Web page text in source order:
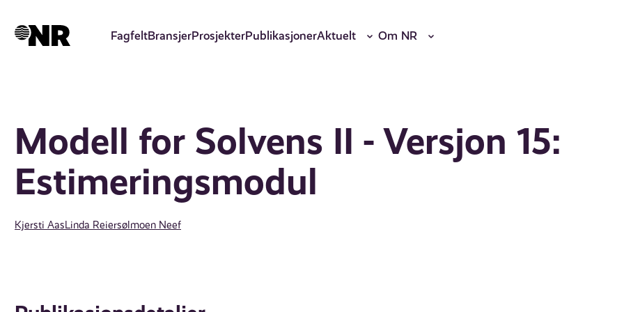
hovedinnhold
FagfeltBransjerProsjekterPublikasjonerAktuelt Om NR
Modell for Solvens II - Versjon 15:
Estimeringsmodul
Kjersti AasLinda Reiersølmoen Neef